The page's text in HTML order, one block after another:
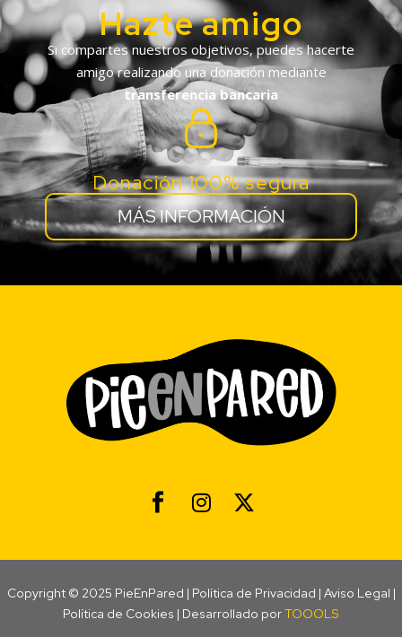
Hazte amigo
Si compartes nuestros objetivos, puedes hacerte
amigo realizando una donación mediante
transferencia bancaria
Donación 100% segura
MÁS INFORMACIÓN
Copyright © 2025 PieEnPared | Política de Privacidad | Aviso Legal |
Política de Cookies | Desarrollado porTOOOLS